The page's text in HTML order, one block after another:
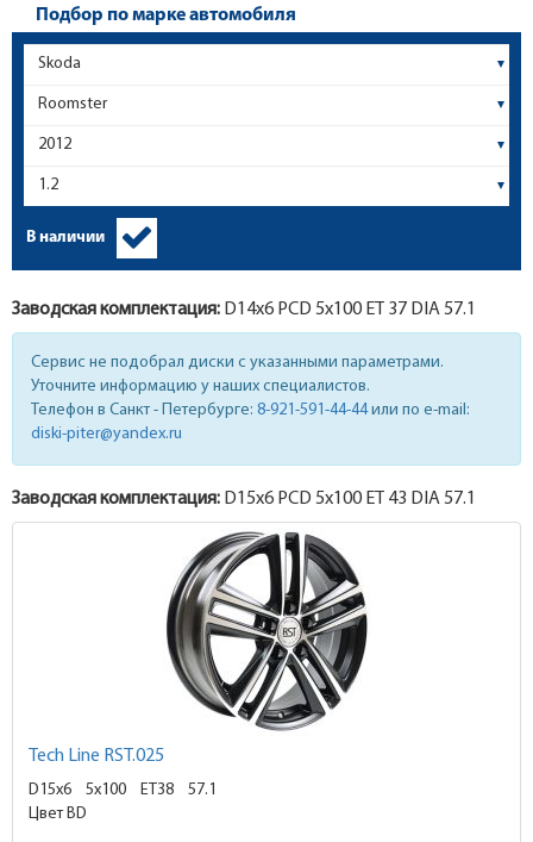
Подбор по марке автомобиля
В наличии
Заводская комплектация: D14x6 PCD 5x100 ET 37 DIA 57.1
Сервис не подобрал диски с указанными параметрами.
Уточните информацию у наших специалистов.
Телефон в Санкт - Петербурге: 8-921-591-44-44или по e-mail:
diski-piter@yandex.ru
Заводская комплектация: D15x6 PCD 5x100 ET 43 DIA 57.1
Tech Line RST.025
D15x6 5x100 ET38
57.1
Цвет BD